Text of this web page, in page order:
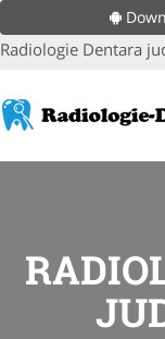
Radiologie Dentara